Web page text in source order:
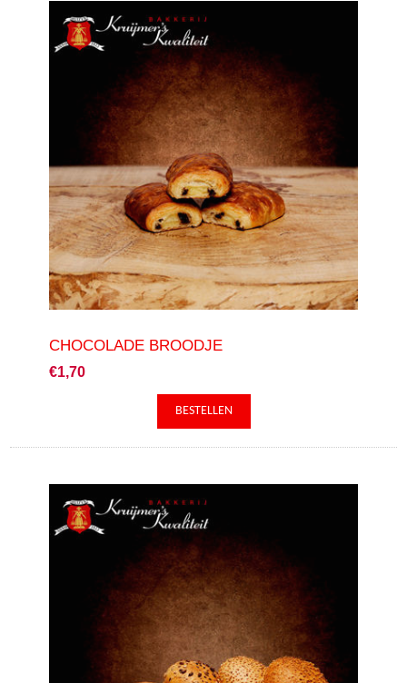
CHOCOLADE BROODJE
€1,70